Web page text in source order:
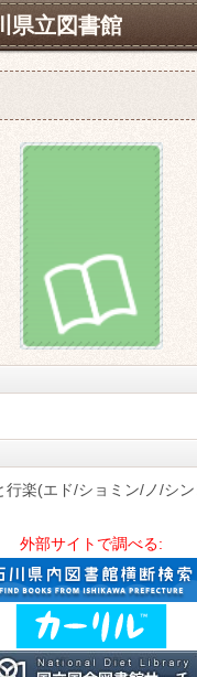
県立図書館
行楽(エド/ショミン/ノ/シ
外部サイトで調べる: